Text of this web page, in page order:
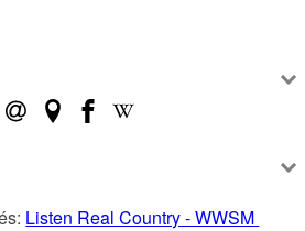
Listen Real Country - WWSM